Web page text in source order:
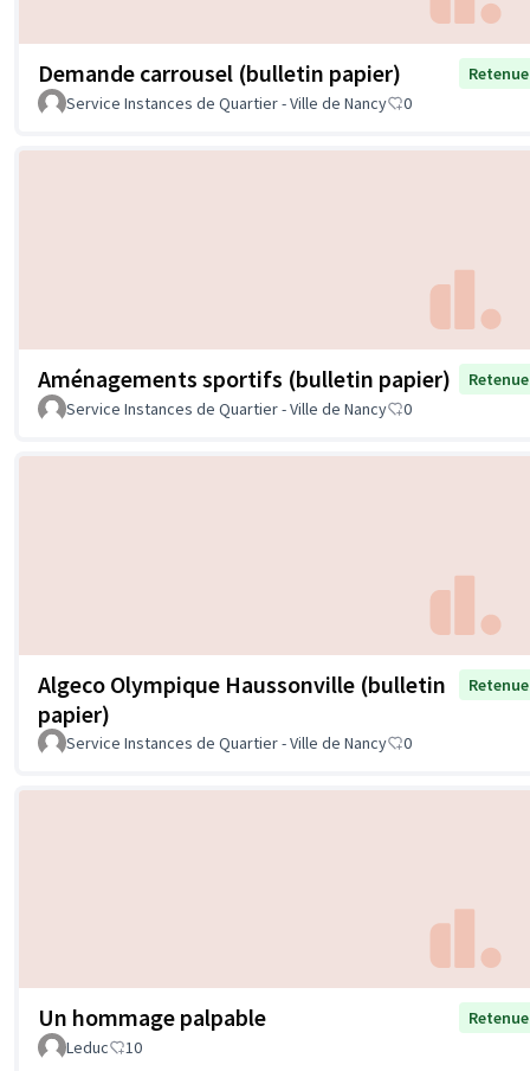
Demande carrousel (bulletin papier)
Retenue
Service Instances de Quartier - Ville de Nancy
0
Aménagements sportifs (bulletin papier)
Retenue
Service Instances de Quartier - Ville de Nancy
0
Algeco Olympique Haussonville (bulletin
papier)
Retenue
Service Instances de Quartier - Ville de Nancy 0
Un hommage palpable
Retenue
Leduc
10